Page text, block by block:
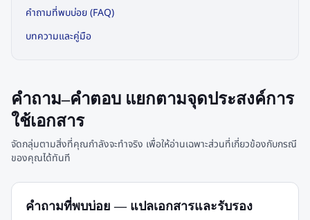
คำถามที่พบบ่อย (FAQ)
บทความและคู่มือ
คำถาม–คำตอบ แยกตามจุดประสงค์การ
ใช้เอกสาร
จัดกลุ่มตามสิ่งที่คุณกำลังจะทำจริง เพื่อให้อ่านเฉพาะส่วนที่เกี่ยวข้องกับกรณี
ของคุณได้ทันที
คำถามที่พบบ่อย — แปลเอกสารและรับรอง